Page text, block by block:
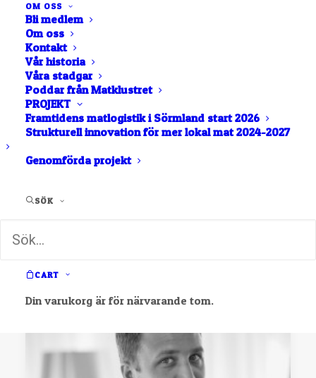
OM OSS
Bli medlem
Om oss
Kontakt
Vår historia
Våra stadgar
Poddar från Matklustret
PROJEKT
Framtidens matlogistik i Sörmland start 2026
Strukturell innovation för mer lokal mat 2024-2027
Genomförda projekt
SÖK
CART
Din varukorg är för närvarande tom.
Boka långlunch 2024 •
Osprey Farm
Långlunch 2024 Nu har Osprey Farm släpp sina